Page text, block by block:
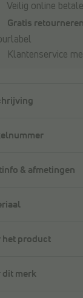
Veilig online
Gratis retourneren
Klantenservice
& afmetingen
het product
dit merk